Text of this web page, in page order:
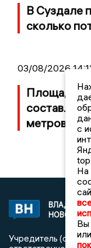
В Суздале
сколько
03/08/2026
Площадь
метров
НОВОСТИ
Учредитель
с
На
Вы
или